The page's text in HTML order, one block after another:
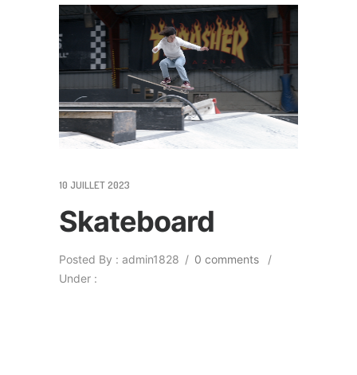
10 JUILLET 2023
Skateboard
Posted By : admin1828 / 0 comments
/
Under :